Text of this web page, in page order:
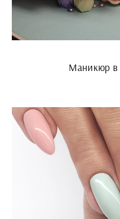
Маникюр в